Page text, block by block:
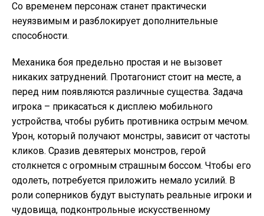
Со временем персонаж станет практически
неуязвимым и разблокирует дополнительные
способности.
Механика боя предельно простая и не вызовет
никаких затруднений. Протагонист стоит на месте, а
перед ним появляются различные существа. Задача
игрока – прикасаться к дисплею мобильного
устройства, чтобы рубить противника острым мечом.
Урон, который получают монстры, зависит от частоты
кликов. Сразив девятерых монстров, герой
столкнется с огромным страшным боссом. Чтобы его
одолеть, потребуется приложить немало усилий. В
роли соперников будут выступать реальные игроки и
чудовища, подконтрольные искусственному